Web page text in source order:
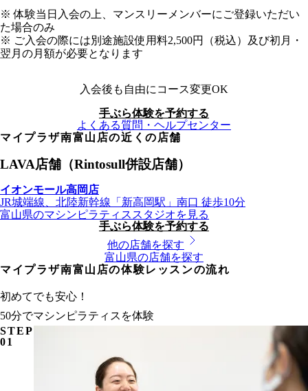
※ 体験当日入会の上、マンスリーメンバーにご登録いただい
た場合のみ
※ ご入会の際には別途施設使用料2,500円（税込）及び初月・
翌月の月額が必要となります
入会後も自由にコース変更OK
手ぶら体験を予約する
よくある質問・ヘルプセンター
マイプラザ南富山店の近くの店舗
LAVA店舗（Rintosull併設店舗）
イオンモール高岡店
JR城端線、北陸新幹線 「 新高岡駅 」 南口 徒歩10分
富山県のマシンピラティススタジオを見る
手ぶら体験を予約する
他の店舗を探す
富山県の店舗を探す
マイプラザ南富山店の体験レッスンの流れ
初めてでも安心！
50分でマシンピラティスを体験
STEP
01